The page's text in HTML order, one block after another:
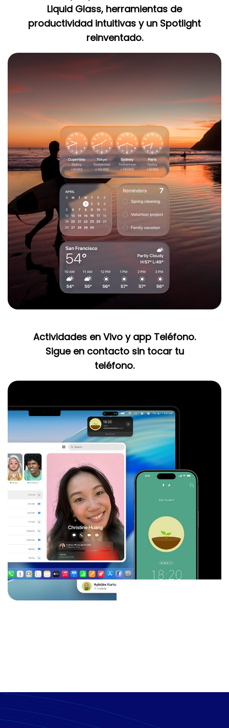
Liquid Glass, herramientas de
productividad intuitivas y un Spotlight
reinventado.
Actividades en Vivo y app Teléfono.
Sigue en contacto sin tocar tu
teléfono.